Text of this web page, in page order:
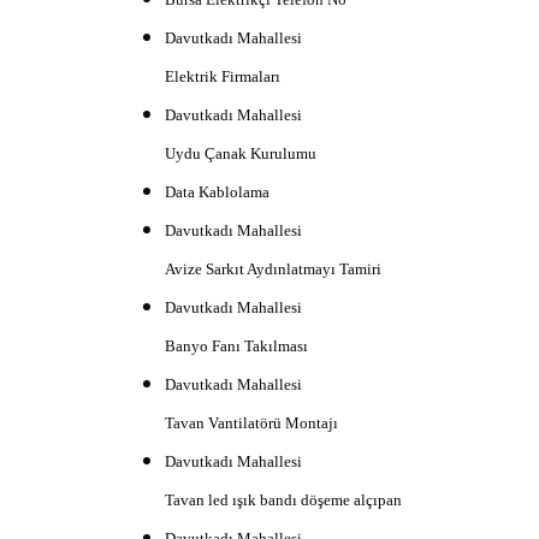
Davutkadı Mahallesi
Elektrik Firmaları
Davutkadı Mahallesi
Uydu Çanak Kurulumu
Data Kablolama
Davutkadı Mahallesi
Avize Sarkıt Aydınlatmayı Tamiri
Davutkadı Mahallesi
Banyo Fanı Takılması
Davutkadı Mahallesi
Tavan Vantilatörü Montajı
Davutkadı Mahallesi
Tavan led ışık bandı döşeme alçıpan